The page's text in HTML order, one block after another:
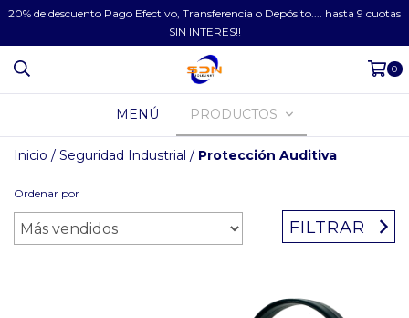
20% de descuento Pago Efectivo, Transferencia o Depósito.... hasta 9 cuotas
SIN INTERES!!
0
MENÚ PRODUCTOS
Inicio / Seguridad Industrial / Protección Auditiva
Ordenar por
FILTRAR